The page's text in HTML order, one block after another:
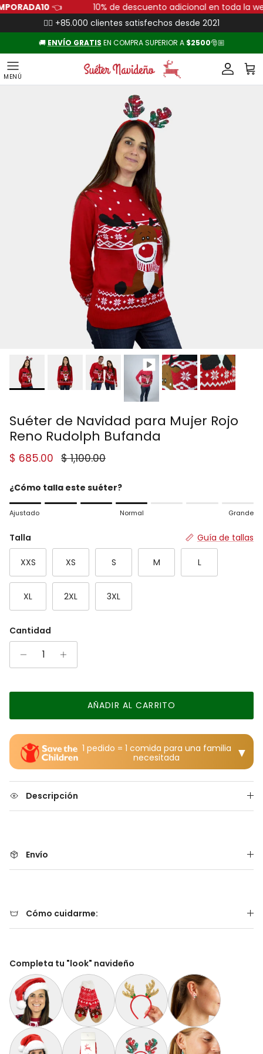
Ir al contenido 👈
10% de descuento adicional en toda
👍🏻 +85.000 clientes satisfechos desde 2021
🚚 ENVÍO GRATIS EN COMPRA SUPERIOR A $2500🎅🏼
Cuenta
Suéter de Navidad para Mujer Rojo
Reno Rudolph Bufanda
Precio de venta
$ 685.00 Precio normal
$ 1,100.00
¿Cómo talla este suéter?
Rating of 1 means Ajustado.
Middle rating means Normal.
Rating of 7 means Grande.
The rating of this product for "" is 4.
Ajustado Normal Grande
Talla Guía de tallas
XXS XS S M L
XL 2XL 3XL
Cantidad
AÑADIR AL CARRITO
1 pedido = 1 comida para una familia
necesitada
▼
Descripción
Envío
Cómo cuidarme:
Completa tu "look" navideño
Gorro Navideño Santa Claus Suave y Gordito para Adultos
Calcetas Navideñas Afelpadas Rojos Cenefas y
Diadema Navideña de Reno Dorada
Aretes de Navidad